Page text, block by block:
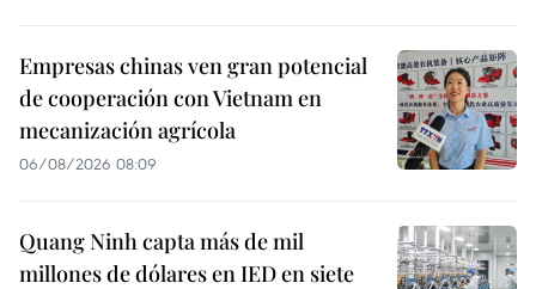
Empresas chinas ven gran potencial
de cooperación con Vietnam en
mecanización agrícola
06/08/2026 08:09
Quang Ninh capta más de mil
millones de dólares en IED en siete